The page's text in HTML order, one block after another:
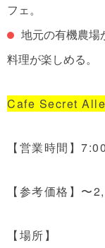
フェ。
地元の有機農場
料理が楽しめる。
Cafe Secret
【営業時間】
【参考価格】〜
【場所】